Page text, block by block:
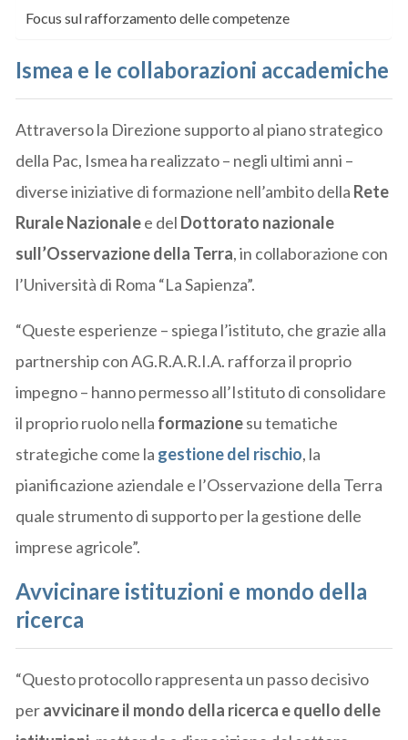
Focus sul rafforzamento delle competenze
Ismea e le collaborazioni accademiche
Attraverso la Direzione supporto al piano strategico
della Pac, Ismea ha realizzato – negli ultimi anni –
diverse iniziative di formazione nell’ambito della Rete
Rurale Nazionalee del Dottorato nazionale
sull’Osservazione della Terra, in collaborazione con
l’Università di Roma “La Sapienza”.
“Queste esperienze – spiega l’istituto, che grazie alla
partnership con AG.R.A.R.I.A. rafforza il proprio
impegno – hanno permesso all’Istituto di consolidare
il proprio ruolo nella formazionesu tematiche
strategiche come la gestione del rischio, la
pianificazione aziendale e l’Osservazione della Terra
quale strumento di supporto per la gestione delle
imprese agricole”.
Avvicinare istituzioni e mondo della
ricerca
“Questo protocollo rappresenta un passo decisivo
peravvicinare il mondo della ricerca e quello delle